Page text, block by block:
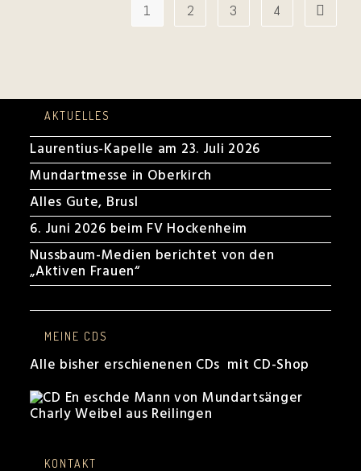
1 2 3 4 Zur
AKTUELLES
Laurentius-Kapelle am 23. Juli 2026
Mundartmesse in Oberkirch
Alles Gute, Brusl
6. Juni 2026 beim FV Hockenheim
Nussbaum-Medien berichtet von den
„Aktiven Frauen“
MEINE CDS
Alle bisher erschienenen CDs mit CD-Shop
KONTAKT